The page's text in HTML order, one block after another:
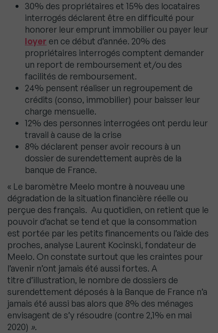
30% des propriétaires et 15% des locataires
interrogés déclarent être en difficulté pour
honorer leur emprunt immobilier ou payer leur
loyer en ce début d’année. 20% des
propriétaires interrogés comptent demander
un report de remboursement et/ou des
facilités de remboursement.
24% pensent réaliser un regroupement de
crédits (conso, immobilier) pour baisser leur
charge mensuelle.
12% des personnes interrogées ont perdu leur
travail à cause de la crise
8% déclarent penser avoir recours à un
dossier de surendettement auprès de la
banque de France.
« Le baromètre Meelo montre à nouveau une
dégradation de la situation financière réelle ou
perçue des français. Au quotidien, on retient que le
pouvoir d’achat se tend et que la consommation
est portée par les petits financements ou l’aide des
proches, analyse Laurent Kocinski, fondateur de
Meelo. On constate surtout que les craintes pour
l’avenir n’ont jamais été aussi fortes. A
titre d’illustration, le nombre de dossiers de
surendettement déposés à la Banque de France n’a
jamais été aussi bas alors que 8% des ménages
envisagent de s’y résoudre (contre 2,1% en mai
2020) ».